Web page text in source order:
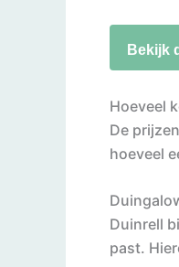
Bekijk
Hoeveel
De
hoeveel
Duinrell
past.